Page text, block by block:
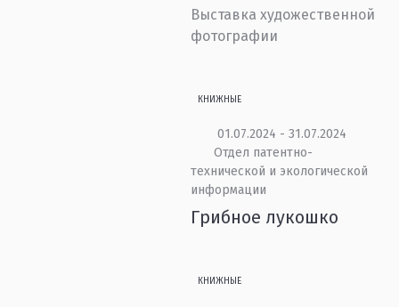
Выставка художественной
фотографии
КНИЖНЫЕ
01.07.2024 - 31.07.2024
Отдел патентно-
технической и экологической
информации
Грибное лукошко
КНИЖНЫЕ